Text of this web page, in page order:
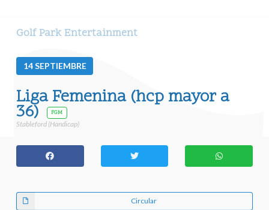
Golf Park Entertainment
14SEPTIEMBRE
Liga Femenina (hcp mayor a
36) FGM
Stableford (Handicap)
Circular